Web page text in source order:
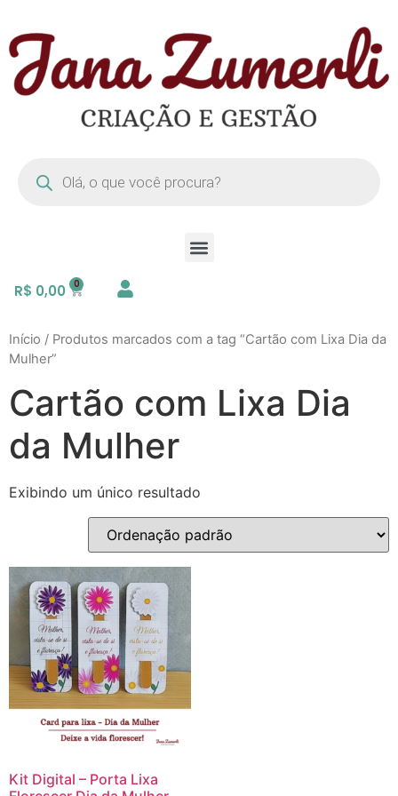
R$ 0,00
Início / Produtos marcados com a tag “Cartão com Lixa Dia da
Mulher”
Cartão com Lixa Dia
da Mulher
Exibindo um único resultado
Kit Digital – Porta Lixa